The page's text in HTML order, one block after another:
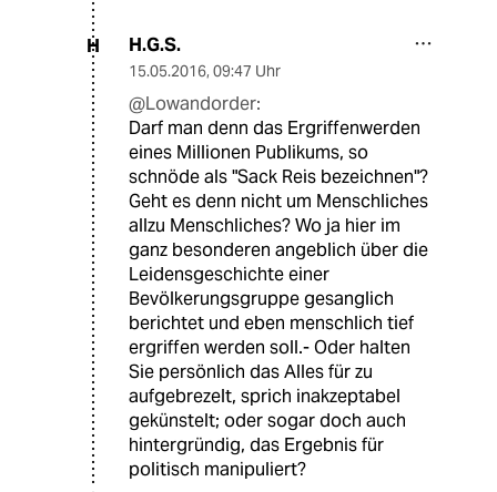
H H.G.S.
15.05.2016, 09:47 Uhr
@Lowandorder:
Darf man denn das Ergriffenwerden
eines Millionen Publikums, so
schnöde als "Sack Reis bezeichnen"?
Geht es denn nicht um Menschliches
allzu Menschliches? Wo ja hier im
ganz besonderen angeblich über die
Leidensgeschichte einer
Bevölkerungsgruppe gesanglich
berichtet und eben menschlich tief
ergriffen werden soll.- Oder halten
Sie persönlich das Alles für zu
aufgebrezelt, sprich inakzeptabel
gekünstelt; oder sogar doch auch
hintergründig, das Ergebnis für
politisch manipuliert?